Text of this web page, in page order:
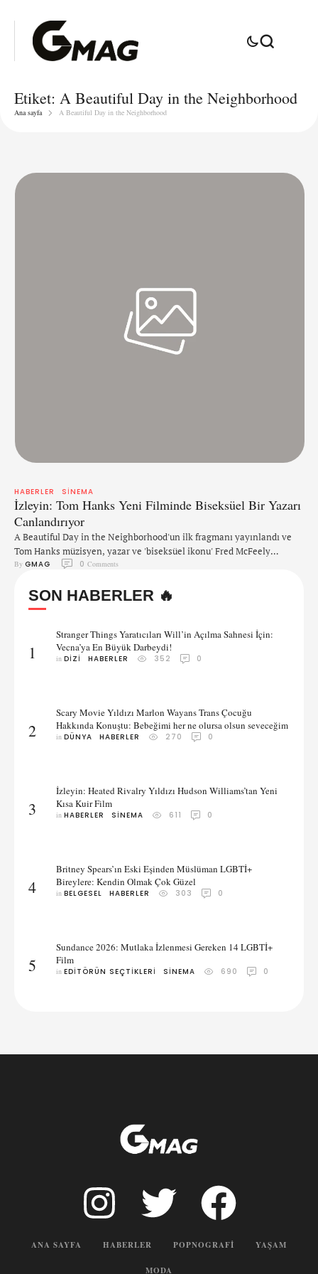
Etiket: A Beautiful Day in the Neighborhood
Ana sayfa A Beautiful Day in the Neighborhood
HABERLER SINEMA
İzleyin: Tom Hanks Yeni Filminde Biseksüel Bir Yazarı
Canlandırıyor
A Beautiful Day in the Neighborhood'un ilk fragmanı yayınlandı ve
Tom Hanks müzisyen, yazar ve 'biseksüel ikonu' Fred McFeely
Rogers'ı canlandırıyor. Film karamsar gazeteci Lloyd Vogel'in
senaryolaştırılan film, Rogers'ın pozitif bakış açısının Vogel'i nasıl
etkilediğini anlatıyor. Sadece fragmana bakacak olursak, filmde
By GMAG 0 Comments
SON HABERLER 🔥
1
Stranger Things Yaratıcıları Will’in Açılma Sahnesi İçin:
Vecna’ya En Büyük Darbeydi!
in DIZI HABERLER 352 0
2
Scary Movie Yıldızı Marlon Wayans Trans Çocuğu
Hakkında Konuştu: Bebeğimi her ne olursa olsun seveceğim
in DÜNYA HABERLER 270 0
3
İzleyin: Heated Rivalry Yıldızı Hudson Williams’tan Yeni
Kısa Kuir Film
in HABERLER SINEMA 611 0
4
Britney Spears’ın Eski Eşinden Müslüman LGBTİ+
Bireylere: Kendin Olmak Çok Güzel
in BELGESEL HABERLER 303 0
5
Sundance 2026: Mutlaka İzlenmesi Gereken 14 LGBTİ+
Film
in EDITÖRÜN SEÇTIKLERI SINEMA 690 0
ANA SAYFA HABERLER POPNOGRAFI YAŞAM
MODA